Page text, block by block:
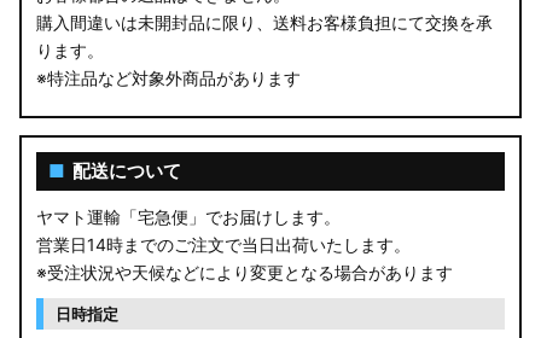
購入間違いは未開封品に限り、送料お客様負担にて交換を承
ります。
※特注品など対象外商品があります
■ 配送について
ヤマト運輸「宅急便」でお届けします。
営業日14時までのご注文で当日出荷いたします。
※受注状況や天候などにより変更となる場合があります
日時指定